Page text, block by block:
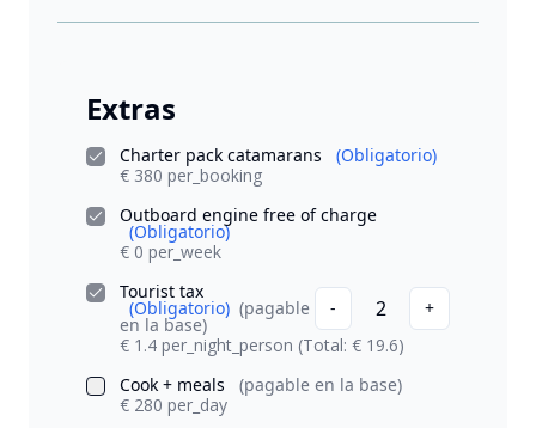
Extras
Charter pack catamarans
(Obligatorio)
€ 380 per_booking
Outboard engine free of charge
(Obligatorio)
€ 0 per_week
Tourist tax
(Obligatorio) (pagable
en la base)
- 2
+
€ 1.4 per_night_person (Total: € 19.6)
Cook + meals
(pagable en la base)
€ 280 per_day